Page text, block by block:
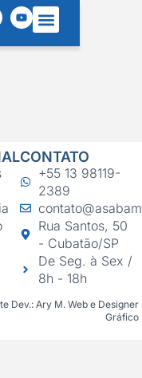
CONTATO
+55 13 98119-
2389
Rua Santos, 50
- Cubatão/SP
De Seg. à Sex /
8h - 18h
Dev.: Ary M. Web e Designer
Gráfico